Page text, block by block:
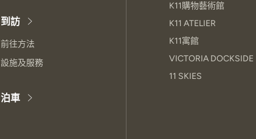
到訪
前往方法
設施及服務
泊車
K11購物藝術館
K11 ATELIER
K11寓館
VICTORIA DOCKSIDE
11 SKIES